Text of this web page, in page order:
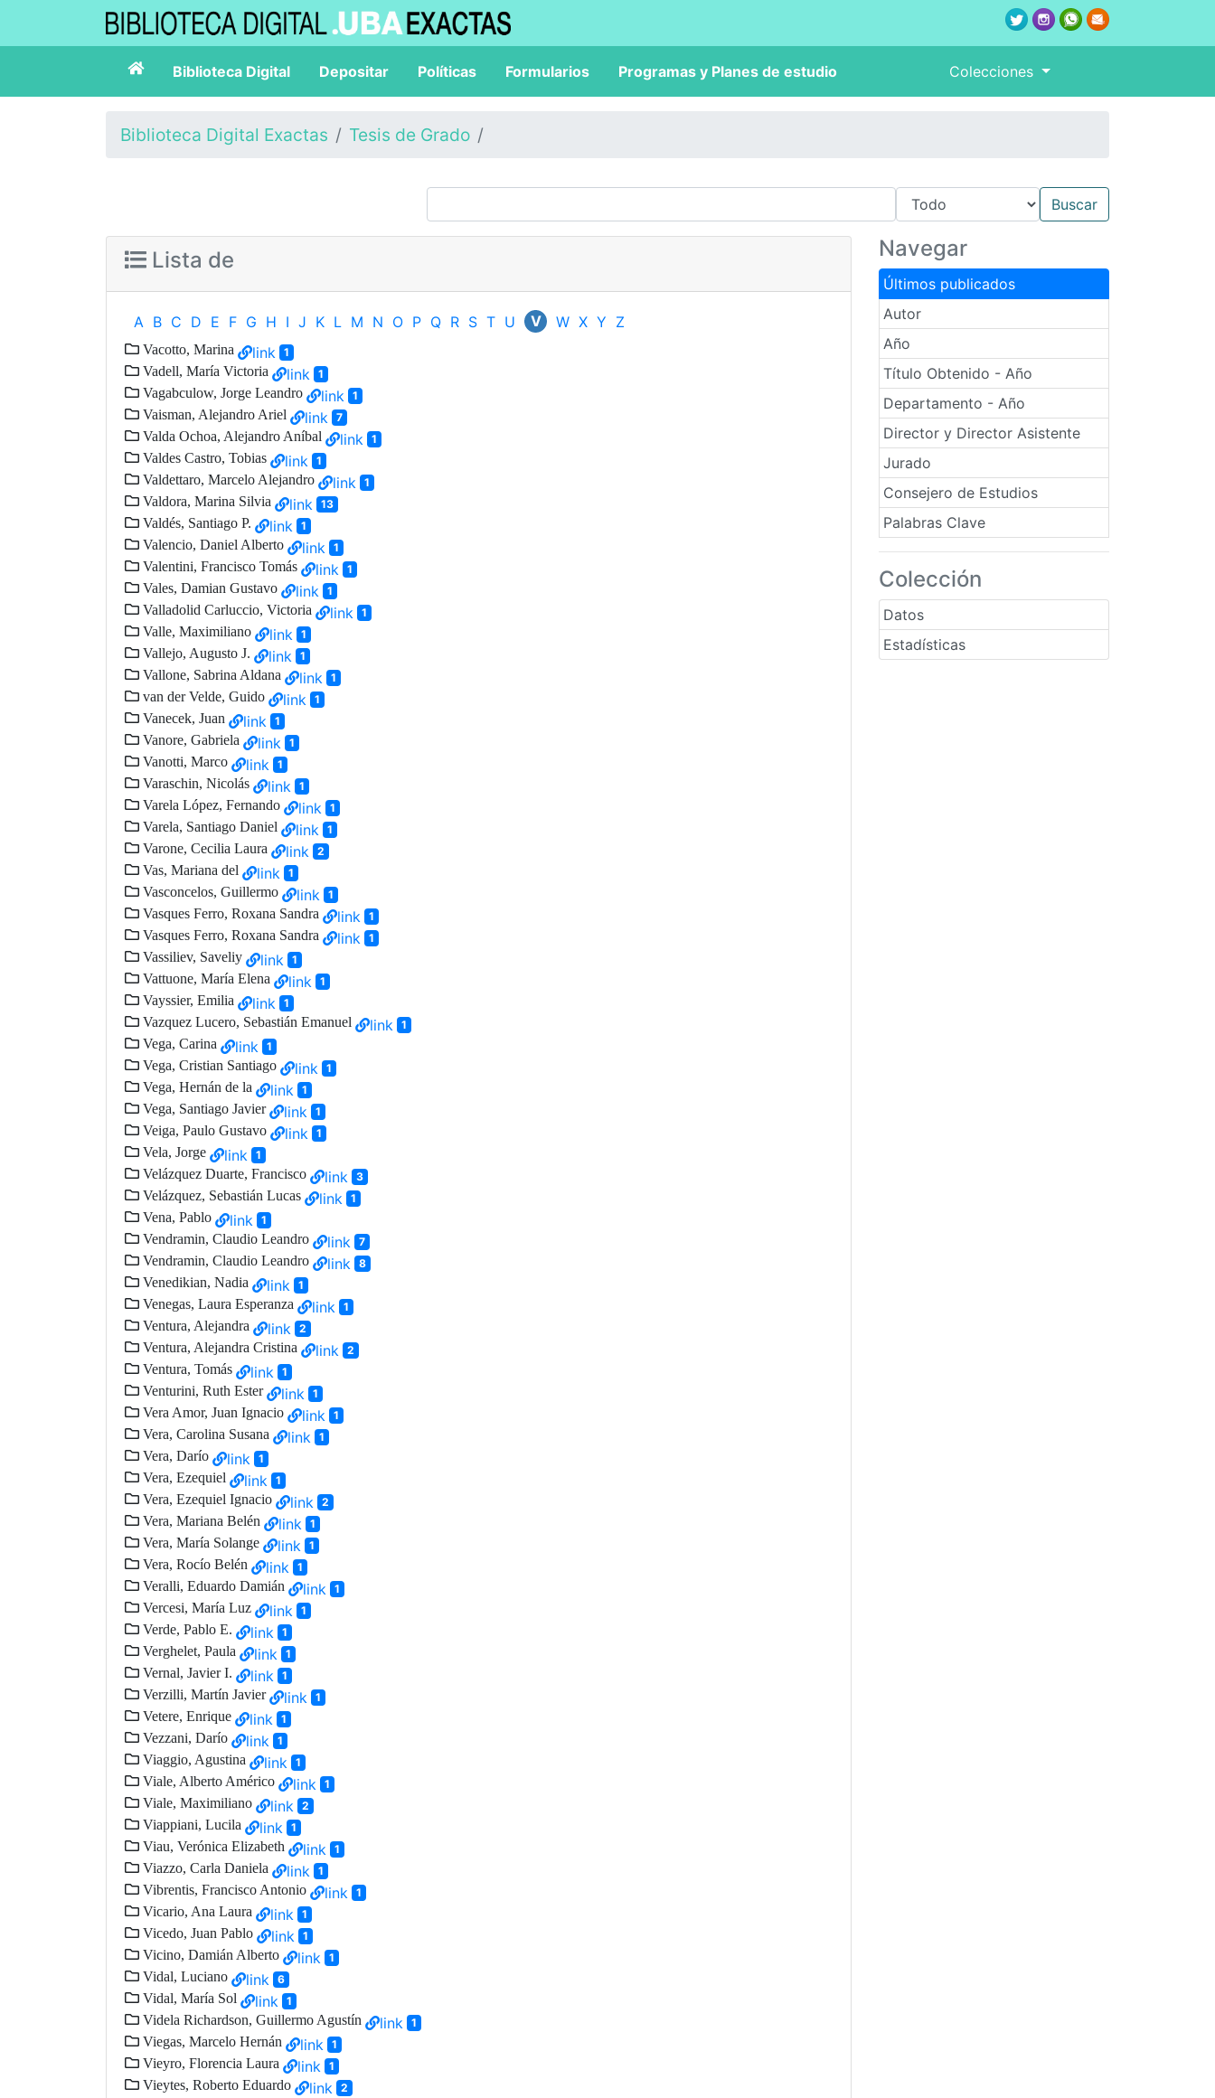
Biblioteca Digital Depositar Políticas Formularios Programas y Planes de estudio Colecciones
Biblioteca Digital Exactas Tesis de Grado
Navegar
Últimos publicados
Autor
Año
Título Obtenido - Año
Departamento - Año
Director y Director Asistente
Jurado
Consejero de Estudios
Palabras Clave
Colección
Datos
Estadísticas
Lista de
A B C D E F G H I J K L M N O P Q R S T U V W X Y Z
Vacotto, Marina link 1
Vadell, María Victoria link 1
Vagabculow, Jorge Leandro link 1
Vaisman, Alejandro Ariel link 7
Valda Ochoa, Alejandro Aníbal link 1
Valdes Castro, Tobias link 1
Valdettaro, Marcelo Alejandro link 1
Valdora, Marina Silvia link 13
Valdés, Santiago P. link 1
Valencio, Daniel Alberto link 1
Valentini, Francisco Tomás link 1
Vales, Damian Gustavo link 1
Valladolid Carluccio, Victoria link 1
Valle, Maximiliano link 1
Vallejo, Augusto J. link 1
Vallone, Sabrina Aldana link 1
van der Velde, Guido link 1
Vanecek, Juan link 1
Vanore, Gabriela link 1
Vanotti, Marco link 1
Varaschin, Nicolás link 1
Varela López, Fernando link 1
Varela, Santiago Daniel link 1
Varone, Cecilia Laura link 2
Vas, Mariana del link 1
Vasconcelos, Guillermo link 1
Vasques Ferro, Roxana Sandra link 1
Vasques Ferro, Roxana Sandra link 1
Vassiliev, Saveliy link 1
Vattuone, María Elena link 1
Vayssier, Emilia link 1
Vazquez Lucero, Sebastián Emanuel link 1
Vega, Carina link 1
Vega, Cristian Santiago link 1
Vega, Hernán de la link 1
Vega, Santiago Javier link 1
Veiga, Paulo Gustavo link 1
Vela, Jorge link 1
Velázquez Duarte, Francisco link 3
Velázquez, Sebastián Lucas link 1
Vena, Pablo link 1
Vendramin, Claudio Leandro link 7
Vendramin, Claudio Leandro link 8
Venedikian, Nadia link 1
Venegas, Laura Esperanza link 1
Ventura, Alejandra link 2
Ventura, Alejandra Cristina link 2
Ventura, Tomás link 1
Venturini, Ruth Ester link 1
Vera Amor, Juan Ignacio link 1
Vera, Carolina Susana link 1
Vera, Darío link 1
Vera, Ezequiel link 1
Vera, Ezequiel Ignacio link 2
Vera, Mariana Belén link 1
Vera, María Solange link 1
Vera, Rocío Belén link 1
Veralli, Eduardo Damián link 1
Vercesi, María Luz link 1
Verde, Pablo E. link 1
Verghelet, Paula link 1
Vernal, Javier I. link 1
Verzilli, Martín Javier link 1
Vetere, Enrique link 1
Vezzani, Darío link 1
Viaggio, Agustina link 1
Viale, Alberto Américo link 1
Viale, Maximiliano link 2
Viappiani, Lucila link 1
Viau, Verónica Elizabeth link 1
Viazzo, Carla Daniela link 1
Vibrentis, Francisco Antonio link 1
Vicario, Ana Laura link 1
Vicedo, Juan Pablo link 1
Vicino, Damián Alberto link 1
Vidal, Luciano link 6
Vidal, María Sol link 1
Videla Richardson, Guillermo Agustín link 1
Viegas, Marcelo Hernán link 1
Vieyro, Florencia Laura link 1
Vieytes, Roberto Eduardo link 2